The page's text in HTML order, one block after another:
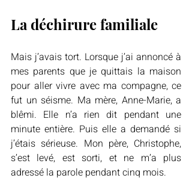
La déchirure familiale
Mais j’avais tort. Lorsque j’ai annoncé à
mes parents que je quittais la maison
pour aller vivre avec ma compagne, ce
fut un séisme. Ma mère, Anne-Marie, a
blêmi. Elle n’a rien dit pendant une
minute entière. Puis elle a demandé si
j’étais sérieuse. Mon père, Christophe,
s’est levé, est sorti, et ne m’a plus
adressé la parole pendant cinq mois.